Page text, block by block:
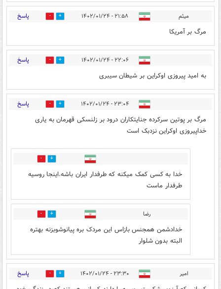
میثم ۲۱:۵۸ - ۱۴۰۲/۰۱/۲۴ 4 پاسخ
مرگ بر آمریکا
۲۲:۰۶ - ۱۴۰۲/۰۱/۲۴ 1 پاسخ
به امید پیروزی اوکراین بر شیطان سیبری
۲۳:۰۴ - ۱۴۰۲/۰۱/۲۴ 4 پاسخ
مرگ بر پوتین سرکرده جنایتکاران درود بر زلنسکی قهرمان به یاری
خداپیروزی اوکراین نزدبک است
4
خدا به کسی کمک میکنه که طرفدار ایران باشه.اینجا روسیه
طرفدار ماست
رضا 1
خدادشمن همجنس بازاس این مردک بره پیانوشوبزنه بهتره
البته بدون شلوار
امیر ۲۳:۳۰ - ۱۴۰۲/۰۱/۲۴ 7 پاسخ